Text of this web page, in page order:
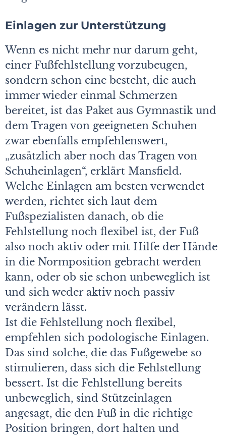
Einlagen zur Unterstützung
Wenn es nicht mehr nur darum geht,
einer Fußfehlstellung vorzubeugen,
sondern schon eine besteht, die auch
immer wieder einmal Schmerzen
bereitet, ist das Paket aus Gymnastik und
dem Tragen von geeigneten Schuhen
zwar ebenfalls empfehlenswert,
„zusätzlich aber noch das Tragen von
Schuheinlagen“, erklärt Mansfield.
Welche Einlagen am besten verwendet
werden, richtet sich laut dem
Fußspezialisten danach, ob die
Fehlstellung noch flexibel ist, der Fuß
also noch aktiv oder mit Hilfe der Hände
in die Normposition gebracht werden
kann, oder ob sie schon unbeweglich ist
und sich weder aktiv noch passiv
verändern lässt.
Ist die Fehlstellung noch flexibel,
empfehlen sich podologische Einlagen.
Das sind solche, die das Fußgewebe so
stimulieren, dass sich die Fehlstellung
bessert. Ist die Fehlstellung bereits
unbeweglich, sind Stützeinlagen
angesagt, die den Fuß in die richtige
Position bringen, dort halten und